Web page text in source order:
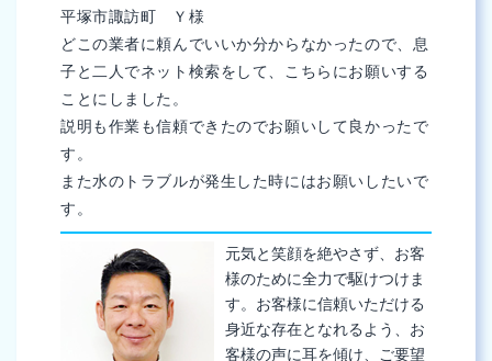
平塚市諏訪町 Ｙ様
どこの業者に頼んでいいか分からなかったので、息
子と二人でネット検索をして、こちらにお願いする
ことにしました。
説明も作業も信頼できたのでお願いして良かったで
す。
また水のトラブルが発生した時にはお願いしたいで
す。
元気と笑顔を絶やさず、お客
様のために全力で駆けつけま
す。お客様に信頼いただける
身近な存在となれるよう、お
客様の声に耳を傾け、ご要望